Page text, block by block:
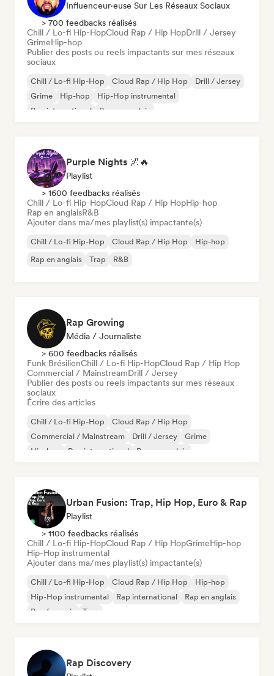
Influenceur·euse Sur Les Réseaux Sociaux
> 700 feedbacks réalisés
Chill / Lo-fi Hip-HopCloud Rap / Hip HopDrill / Jersey
GrimeHip-hop
Publier des posts ou reels impactants sur mes réseaux
sociaux
Chill / Lo-fi Hip-Hop Cloud Rap / Hip Hop
Drill / Jersey
Grime
Hip-hop
Hip-Hop instrumental
Rap international
Rap en anglais
Purple Nights 🌌🔥
Playlist
> 1600 feedbacks réalisés
Chill / Lo-fi Hip-HopCloud Rap / Hip HopHip-hop
Rap en anglaisR&B
Ajouter dans ma/mes playlist(s) impactante(s)
Chill / Lo-fi Hip-Hop Cloud Rap / Hip Hop
Hip-hop
Rap en anglais
Trap R&B
Rap Growing
Média / Journaliste
> 600 feedbacks réalisés
Funk BrésilienChill / Lo-fi Hip-HopCloud Rap / Hip Hop
Commercial / MainstreamDrill / Jersey
Publier des posts ou reels impactants sur mes réseaux
sociaux
Écrire des articles
Chill / Lo-fi Hip-Hop
Cloud Rap / Hip Hop
Commercial / Mainstream
Drill / Jersey
Grime
Hip-hop
Rap international Rap en anglais
Urban Fusion: Trap, Hip Hop, Euro & Rap
Playlist
> 1100 feedbacks réalisés
Chill / Lo-fi Hip-HopCloud Rap / Hip HopGrimeHip-hop
Hip-Hop instrumental
Ajouter dans ma/mes playlist(s) impactante(s)
Chill / Lo-fi Hip-Hop Cloud Rap / Hip Hop
Hip-hop
Hip-Hop instrumental
Rap international
Rap en anglais
Rap francais
Trap
Rap Discovery